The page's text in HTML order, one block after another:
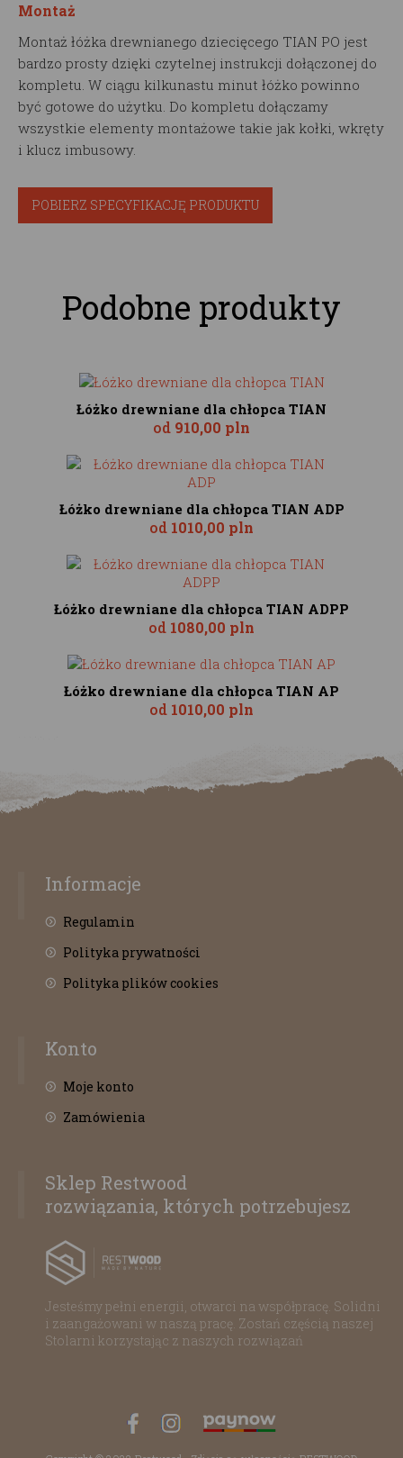
Montaż
Montaż łóżka drewnianego dziecięcego TIAN PO jest
bardzo prosty dzięki czytelnej instrukcji dołączonej do
kompletu. W ciągu kilkunastu minut łóżko powinno
być gotowe do użytku. Do kompletu dołączamy
wszystkie elementy montażowe takie jak kołki, wkręty
i klucz imbusowy.
POBIERZ SPECYFIKACJĘ PRODUKTU
Podobne produkty
Łóżko drewniane dla chłopca TIAN
od 910,00 pln
Łóżko drewniane dla chłopca TIAN ADP
od 1010,00 pln
Łóżko drewniane dla chłopca TIAN ADPP
od 1080,00 pln
Łóżko drewniane dla chłopca TIAN AP
od 1010,00 pln
Informacje
Regulamin
Polityka prywatności
Polityka plików cookies
Konto
Moje konto
Zamówienia
Sklep Restwood
rozwiązania, których potrzebujesz
Jesteśmy pełni energii, otwarci na współpracę. Solidni
i zaangażowani w naszą pracę. Zostań częścią naszej
Stolarni korzystając z naszych rozwiązań